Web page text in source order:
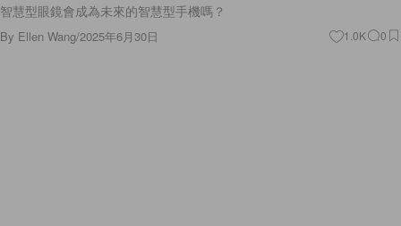
智慧型眼鏡會成為未來的智慧型手機嗎？
By Ellen Wang/2025年6月30日 1.0K 0